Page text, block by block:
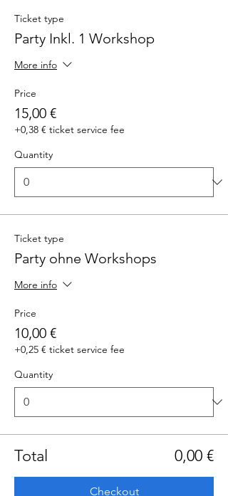
Ticket type
Party Inkl. 1 Workshop
More info
Price
15,00 €
+0,38 € ticket service fee
Quantity
Ticket type
Party ohne Workshops
More info
Price
10,00 €
+0,25 € ticket service fee
Quantity
Total 0,00 €
Checkout